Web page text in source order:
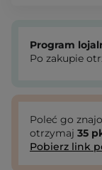
Program
Po zakupie
Poleć go
otrzymaj 35
Pobierz link